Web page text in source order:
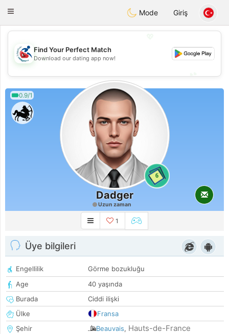
Handi Space
Toggle
Mode Giriş
💖
💕
Find Your Perfect Match
Download our dating app now!
0.9/1
6
Dadger
Uzun zaman
1
Üye bilgileri
Engellilik
Görme bozukluğu
Age
40 yaşında
Burada
Ciddi ilişki
Ülke
Fransa
Şehir
Beauvais, Hauts-de-France